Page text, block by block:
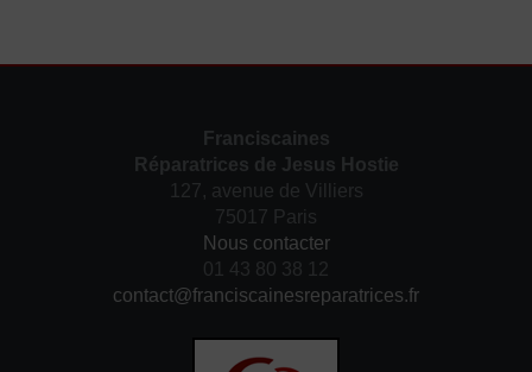
Franciscaines
Réparatrices de Jesus Hostie
127, avenue de Villiers
75017 Paris
Nous contacter
01 43 80 38 12
contact@franciscainesreparatrices.fr